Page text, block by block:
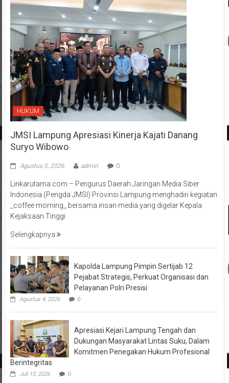
HUKUM
JMSI Lampung Apresiasi Kinerja Kajati Danang
Suryo Wibowo
Agustus 5, 2026 admin 0
Linkarutama.com – Pengurus Daerah Jaringan Media Siber
Indonesia (Pengda JMSI) Provinsi Lampung menghadiri kegiatan
_coffee morning_ bersama insan media yang digelar Kepala
Kejaksaan Tinggi
Selengkapnya
Kapolda Lampung Pimpin Sertijab 12
Pejabat Strategis, Perkuat Organisasi dan
Pelayanan Polri Presisi
Agustus 4, 2026 0
Apresiasi Kejari Lampung Tengah dan
Dukungan Masyarakat Lintas Suku, Dalam
Komitmen Penegakan Hukum Profesional
Berintegritas
Juli 15, 2026 0